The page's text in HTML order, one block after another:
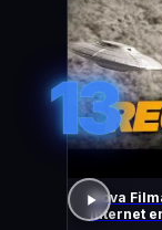
13
Nova
Internet